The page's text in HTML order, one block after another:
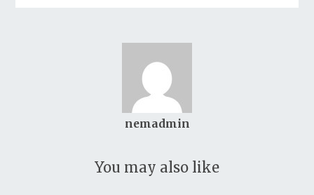
nemadmin
You may also like